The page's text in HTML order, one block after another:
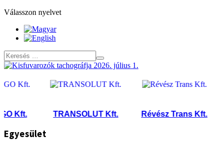
Válasszon nyelvet
Kft. TRANSOLUT Kft. Révész Trans Kft.
Egyesület